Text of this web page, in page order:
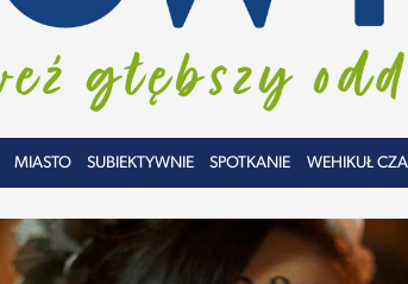
MIASTO SUBIEKTYWNIE SPOTKANIE WEHIKUŁ